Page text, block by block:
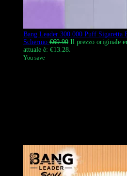
Bang Leader 300.000 Puff
Schermo €69.90 Il prezzo originale
attuale è: €13.28.
You save